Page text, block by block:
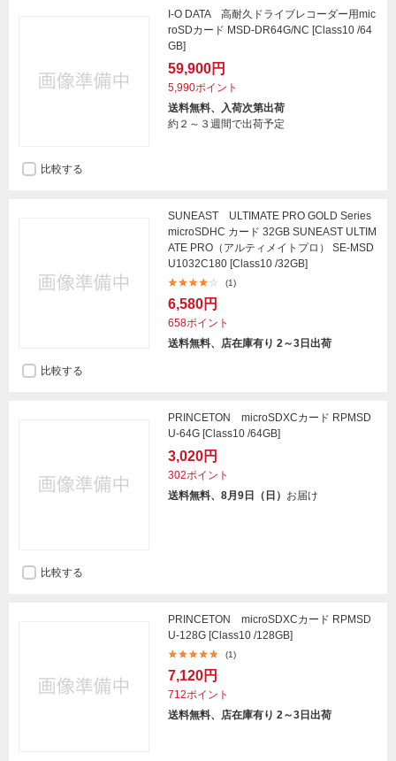
I-O DATA 高耐久ドライブレコーダー用mic
roSDカード MSD-DR64G/NC [Class10 /64
GB]
59,900円
5,990ポイント
送料無料、入荷次第出荷
約２～３週間で出荷予定
比較する
SUNEAST ULTIMATE PRO GOLD Series
microSDHC カード 32GB SUNEAST ULTIM
ATE PRO（アルティメイトプロ） SE-MSD
U1032C180 [Class10 /32GB]
(1)
6,580円
658ポイント
送料無料、店在庫有り 2～3日出荷
比較する
PRINCETON microSDXCカード RPMSD
U-64G [Class10 /64GB]
3,020円
302ポイント
送料無料、8月9日（日） お届け
比較する
PRINCETON microSDXCカード RPMSD
U-128G [Class10 /128GB]
(1)
7,120円
712ポイント
送料無料、店在庫有り 2～3日出荷